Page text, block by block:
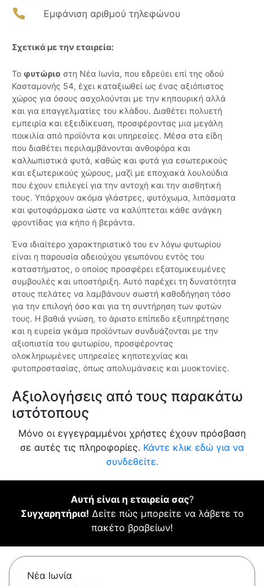
Εμφάνιση αριθμού τηλεφώνου
Σχετικά με την εταιρεία:
Το φυτώριο στη Νέα Ιωνία, που εδρεύει επί της οδού
Κασταμονής 54, έχει καταξιωθεί ως ένας αξιόπιστος
χώρος για όσους ασχολούνται με την κηπουρική αλλά
και για επαγγελματίες του κλάδου. Διαθέτει πολυετή
εμπειρία και εξειδίκευση, προσφέροντας μια μεγάλη
ποικιλία από προϊόντα και υπηρεσίες. Μέσα στα είδη
που διαθέτει περιλαμβάνονται ανθοφόρα και
καλλωπιστικά φυτά, καθώς και φυτά για εσωτερικούς
και εξωτερικούς χώρους, μαζί με εποχιακά λουλούδια
που έχουν επιλεγεί για την αντοχή και την αισθητική
τους. Υπάρχουν ακόμα γλάστρες, φυτόχωμα, λιπάσματα
και φυτοφάρμακα ώστε να καλύπτεται κάθε ανάγκη
φροντίδας για κήπο ή βεράντα.
Ένα ιδιαίτερο χαρακτηριστικό του εν λόγω φυτωρίου
είναι η παρουσία αδειούχου γεωπόνου εντός του
καταστήματος, ο οποίος προσφέρει εξατομικευμένες
συμβουλές και υποστήριξη. Αυτό παρέχει τη δυνατότητα
στους πελάτες να λαμβάνουν σωστή καθοδήγηση τόσο
για την επιλογή όσο και για τη συντήρηση των φυτών
τους. Η βαθιά γνώση, το άριστο επίπεδο εξυπηρέτησης
και η ευρεία γκάμα προϊόντων συνδυάζονται με την
αξιοπιστία του φυτωρίου, προσφέροντας
ολοκληρωμένες υπηρεσίες κηποτεχνίας και
φυτοπροστασίας, όπως απολυμάνσεις και μυοκτονίες.
Αξιολογήσεις από τους παρακάτω
ιστότοπους
Μόνο οι εγγεγραμμένοι χρήστες έχουν πρόσβαση
σε αυτές τις πληροφορίες. Κάντε κλικ εδώ για να
συνδεθείτε.
Αυτή είναι η εταιρεία σας?
Συγχαρητήρια! Δείτε πώς μπορείτε να λάβετε το
πακέτο βραβείων!
Νέα Ιωνία